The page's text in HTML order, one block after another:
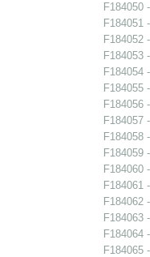
F184050
F184051
F184052
F184053
F184054
F184055
F184056
F184057
F184058
F184059
F184060
F184061
F184062
F184063
F184064
F184065